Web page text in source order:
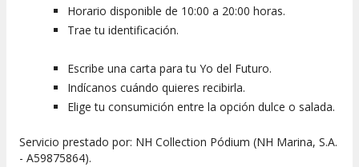
Horario disponible de 10:00 a 20:00 horas.
Trae tu identificación.
Escribe una carta para tu Yo del Futuro.
Indícanos cuándo quieres recibirla.
Elige tu consumición entre la opción dulce o salada.
Servicio prestado por: NH Collection Pódium (NH Marina, S.A.
- A59875864).